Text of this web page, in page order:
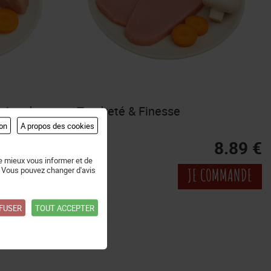
de
Tendreté & Finesse
8.89 €
JE COMMANDE
A propos des cookies
mieux vous informer et de
pouvez changer d'avis
TOUT ACCEPTER